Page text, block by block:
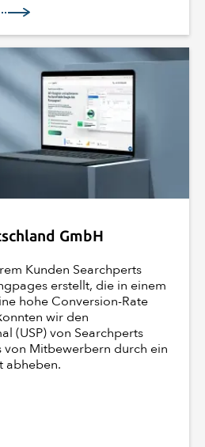
GmbH
Kunden Searchperts
erstellt, die in einem
hohe Conversion-Rate
wir den
(USP) von Searchperts
von Mitbewerbern durch ein
abheben.